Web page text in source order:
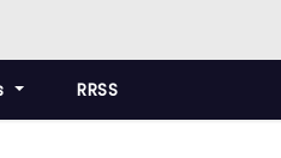
RRSS